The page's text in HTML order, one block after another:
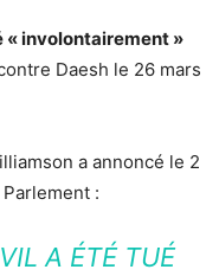
« involontairement »
Daesh le 26 mars
a annoncé le 2
:
A ÉTÉ TUÉ